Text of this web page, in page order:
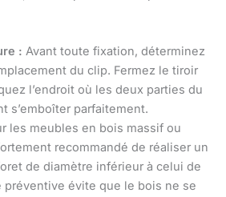
: Avant toute fixation, déterminez
du clip. Fermez le tiroir
l’endroit où les deux parties du
s’emboîter parfaitement.
les meubles en bois massif ou
recommandé de réaliser un
de diamètre inférieur à celui de
préventive évite que le bois ne se